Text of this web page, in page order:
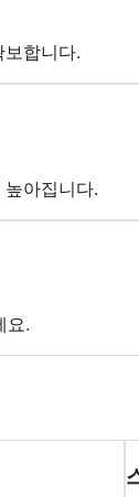
합니다.
아집니다.
요.